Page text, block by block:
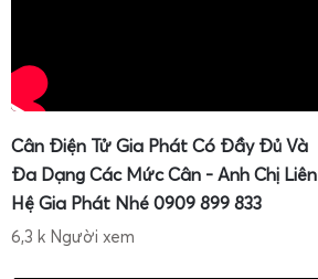
Cân Điện Tử Gia Phát Có Đầy Đủ Và
Đa Dạng Các Mức Cân - Anh Chị Liên
Hệ Gia Phát Nhé 0909 899 833
6,3 k Người xem